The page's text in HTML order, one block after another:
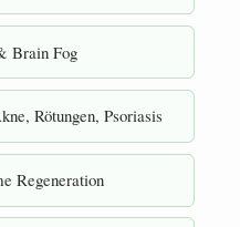
Brain Fog
Rötungen, Psoriasis
Regeneration